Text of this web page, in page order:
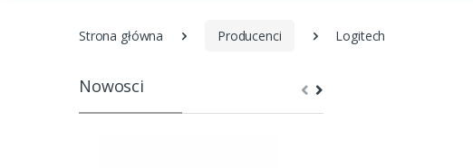
Strona główna Producenci Logitech
Nowosci